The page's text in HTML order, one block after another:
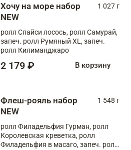
Хочу на море набор
NEW
1 027 г
ролл Спайси лосось, ролл Самурай,
запеч. ролл Румяный XL, запеч.
ролл Килиманджаро
2 179 ₽ В корзину
Флеш-рояль набор
NEW
1 548 г
ролл Филадельфия Гурман, ролл
Королевская креветка, ролл
Филадельфия в масаго, запеч. ролл